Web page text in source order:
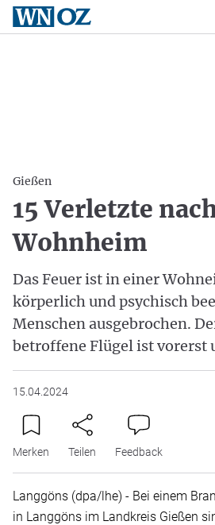
Gießen
15 Verletzte
Wohnheim
Das Feuer ist in einer
körperlich und psychisch
Menschen ausgebrochen.
betroffene Flügel ist vorerst
15.04.2024
Merken Teilen Feedback
Langgöns (dpa/lhe) - Bei einem
in Langgöns im Landkreis Gießen